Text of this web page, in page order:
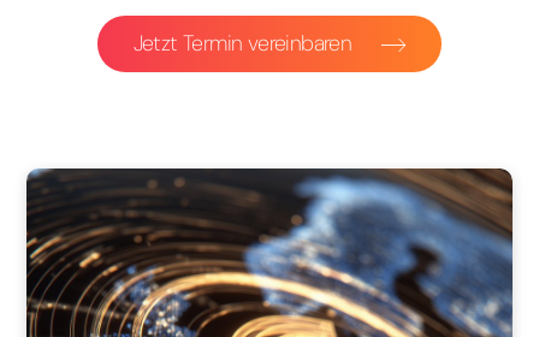
Jetzt Termin vereinbaren